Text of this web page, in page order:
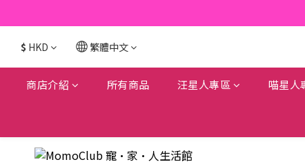
$ HKD 繁體中文
商店介紹 所有商品 汪星人專區 喵星人